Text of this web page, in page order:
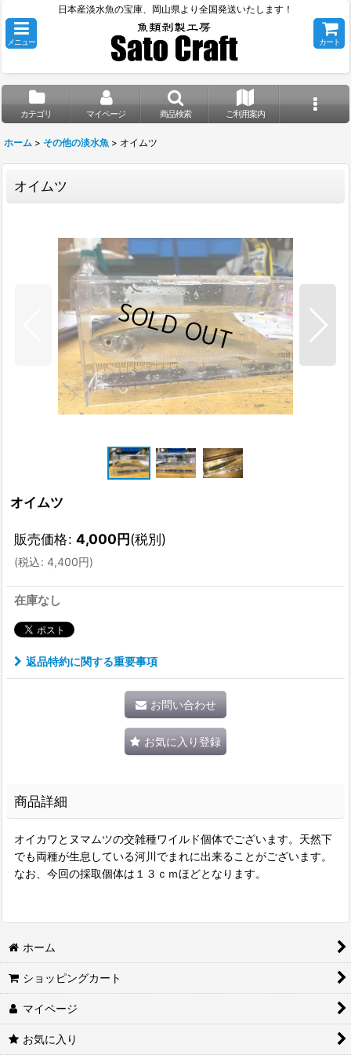
日本産淡水魚の宝庫、岡山県より全国発送いたします！
メニュー カート
カテゴリ マイページ 商品検索 ご利用案内
ホーム > その他の淡水魚 > オイムツ
オイムツ
オイムツ
販売価格: 4,000円(税別)
(税込: 4,400円)
在庫なし
返品特約に関する重要事項
お問い合わせ
お気に入り登録
商品詳細
オイカワとヌマムツの交雑種ワイルド個体でございます。天然下
でも両種が生息している河川でまれに出来ることがございます。
なお、今回の採取個体は１３ｃｍほどとなります。
ホーム
ショッピングカート
マイページ
お気に入り